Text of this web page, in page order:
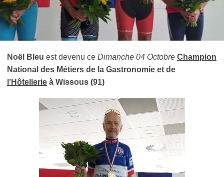
Noël Bleu est devenu ce Dimanche 04 Octobre Champion
National des Métiers de la Gastronomie et de
l’Hôtellerie à Wissous (91)